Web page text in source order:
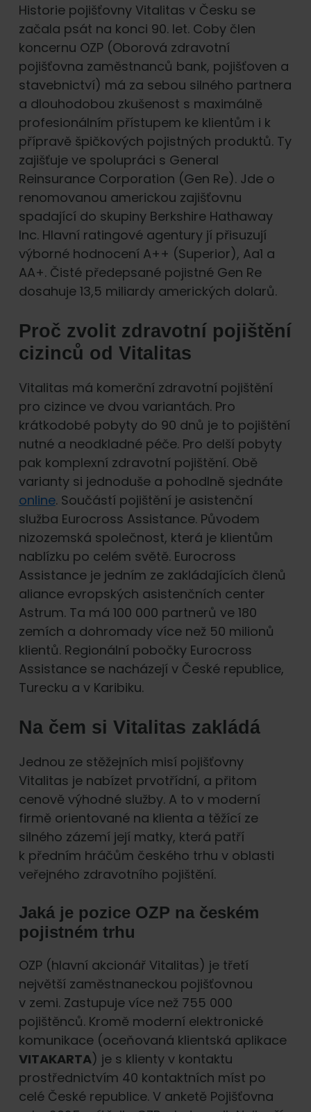
Historie pojišťovny Vitalitas v Česku se
začala psát na konci 90. let. Coby člen
koncernu OZP (Oborová zdravotní
pojišťovna zaměstnanců bank, pojišťoven a
stavebnictví) má za sebou silného partnera
a dlouhodobou zkušenost s maximálně
profesionálním přístupem ke klientům i k
přípravě špičkových pojistných produktů. Ty
zajišťuje ve spolupráci s General
Reinsurance Corporation (Gen Re). Jde o
renomovanou americkou zajišťovnu
spadající do skupiny Berkshire Hathaway
Inc. Hlavní ratingové agentury jí přisuzují
výborné hodnocení A++ (Superior), Aa1 a
AA+. Čisté předepsané pojistné Gen Re
dosahuje 13,5 miliardy amerických dolarů.
Proč zvolit zdravotní pojištění
cizinců od Vitalitas
Vitalitas má komerční zdravotní pojištění
pro cizince ve dvou variantách. Pro
krátkodobé pobyty do 90 dnů je to pojištění
nutné a neodkladné péče. Pro delší pobyty
pak komplexní zdravotní pojištění. Obě
varianty si jednoduše a pohodlně sjednáte
online. Součástí pojištění je asistenční
služba Eurocross Assistance. Původem
nizozemská společnost, která je klientům
nablízku po celém světě. Eurocross
Assistance je jedním ze zakládajících členů
aliance evropských asistenčních center
Astrum. Ta má 100 000 partnerů ve 180
zemích a dohromady více než 50 milionů
klientů. Regionální pobočky Eurocross
Assistance se nacházejí v České republice,
Turecku a v Karibiku.
Na čem si Vitalitas zakládá
Jednou ze stěžejních misí pojišťovny
Vitalitas je nabízet prvotřídní, a přitom
cenově výhodné služby. A to v moderní
firmě orientované na klienta a těžící ze
silného zázemí její matky, která patří
k předním hráčům českého trhu v oblasti
veřejného zdravotního pojištění.
Jaká je pozice OZP na českém
pojistném trhu
OZP (hlavní akcionář Vitalitas) je třetí
největší zaměstnaneckou pojišťovnou
v zemi. Zastupuje více než 755 000
pojištěnců. Kromě moderní elektronické
komunikace (oceňovaná klientská aplikace
VITAKARTA) je s klienty v kontaktu
prostřednictvím 40 kontaktních míst po
celé České republice. V anketě Pojišťovna